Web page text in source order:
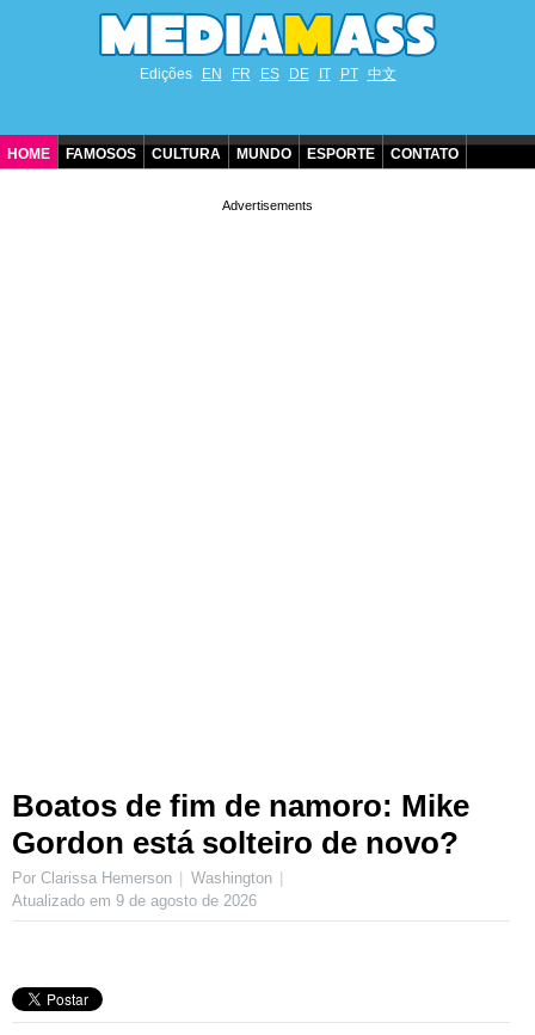
Edições EN FR ES DE IT PT 中文
HOME FAMOSOS CULTURA MUNDO ESPORTE CONTATO
Boatos de fim de namoro: Mike
Gordon está solteiro de novo?
Por Clarissa Hemerson
Washington
Atualizado em 9 de agosto de 2026